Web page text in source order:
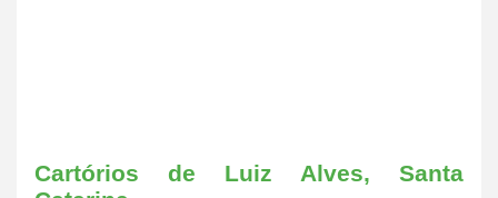
Cartórios de Luiz Alves, Santa